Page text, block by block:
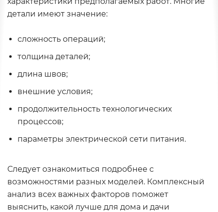
детали имеют значение:
сложность операций;
толщина деталей;
длина швов;
внешние условия;
продолжительность технологических
процессов;
параметры электрической сети питания.
Следует ознакомиться подробнее с
возможностями разных моделей. Комплексный
анализ всех важных факторов поможет
выяснить, какой лучше для дома и дачи